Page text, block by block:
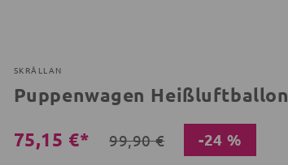
SKRÅLLAN
Puppenwagen Heißluftballon
75,15 €*
99,90 € -24 %